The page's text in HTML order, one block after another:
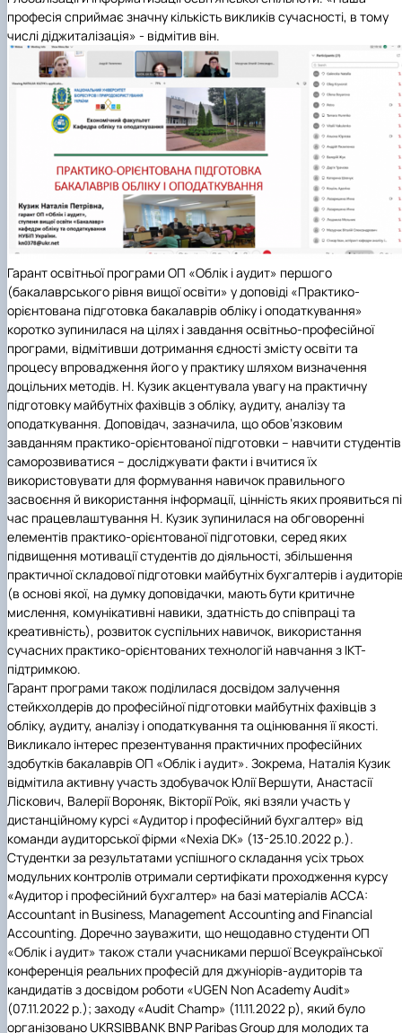
професія сприймає значну кількість викликів сучасності, в тому
числі діджиталізація» - відмітив він.
Гарант освітньої програми ОП «Облік і аудит» першого
(бакалаврського рівня вищої освіти» у доповіді «Практико-
орієнтована підготовка бакалаврів обліку і оподаткування»
коротко зупинилася на цілях і завдання освітньо-професійної
програми, відмітивши дотримання єдності змісту освіти та
процесу впровадження його у практику шляхом визначення
доцільних методів. Н. Кузик акцентувала увагу на практичну
підготовку майбутніх фахівців з обліку, аудиту, аналізу та
оподаткування. Доповідач, зазначила, що обов’язковим
завданням практико-орієнтованої підготовки – навчити студентів
саморозвиватися – досліджувати факти і вчитися їх
використовувати для формування навичок правильного
засвоєння й використання інформації, цінність яких проявиться
час працевлаштування Н. Кузик зупинилася на обговоренні
елементів практико-орієнтованої підготовки, серед яких
підвищення мотивації студентів до діяльності, збільшення
практичної складової підготовки майбутніх бухгалтерів і
(в основі якої, на думку доповідачки, мають бути критичне
мислення, комунікативні навики, здатність до співпраці та
креативність), розвиток суспільних навичок, використання
сучасних практико-орієнтованих технологій навчання з ІКТ-
підтримкою.
Гарант програми також поділилася досвідом залучення
стейкхолдерів до професійної підготовки майбутніх фахівців з
обліку, аудиту, аналізу і оподаткування та оцінювання її якості.
Викликало інтерес презентування практичних професійних
здобутків бакалаврів ОП «Облік і аудит». Зокрема, Наталія Кузик
відмітила активну участь здобувачок Юлії Вершути, Анастасії
Ліскович, Валерії Вороняк, Вікторії Роїк, які взяли участь у
дистанційному курсі «Аудитор і професійний бухгалтер» від
команди аудиторської фірми «Nexia DК» (13-25.10.2022 р.).
Студентки за результатами успішного складання усіх трьох
модульних контролів отримали сертифікати проходження курсу
«Аудитор і професійний бухгалтер» на базі матеріалів АССА:
Accountant in Business, Management Accounting and Financial
Accounting. Доречно зауважити, що нещодавно студенти ОП
«Облік і аудит» також стали учасниками першої Всеукраїнської
конференція реальних професій для джуніорів-аудиторів та
кандидатів з досвідом роботи «UGEN Non Academy Audit»
(07.11.2022 р.); заходу «Audit Champ» (11.11.2022 р), який було
організовано UKRSIBBANK BNP Paribas Group для молодих та